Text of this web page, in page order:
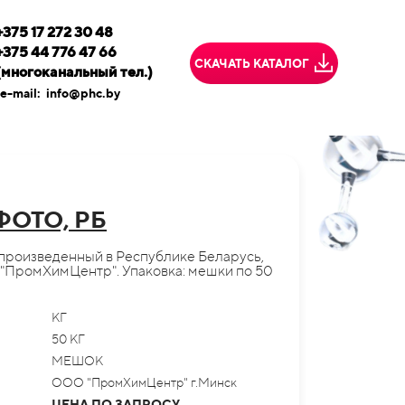
17 272 30 48
44 776 47 66
тел.)
e-mail: info@phc.by
СКАЧАТЬ КАТАЛОГ
РБ
в Республике Беларусь,
Упаковка: мешки по 50
КГ
50 КГ
МЕШОК
ООО "ПромХимЦентр" г.Минск